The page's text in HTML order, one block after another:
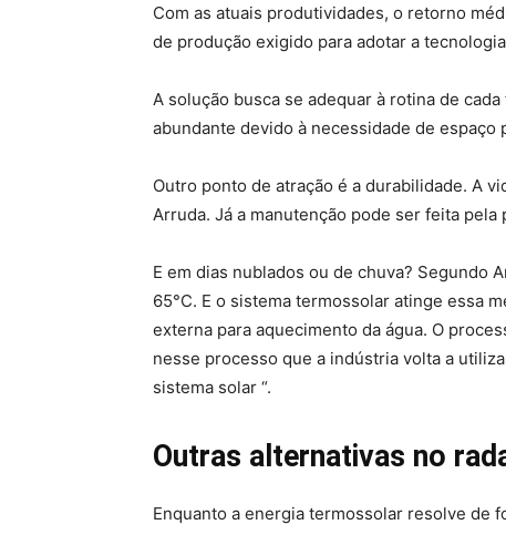
Com as atuais produtividades, o retorno
de produção exigido para adotar a
A solução busca se adequar à rotina de
abundante devido à necessidade de espaço
Outro ponto de atração é a durabilidade. A
Arruda. Já a manutenção pode ser feita
E em dias nublados ou de chuva? Segundo
65°C. E o sistema termossolar atinge essa
externa para aquecimento da água. O
nesse processo que a indústria volta a
sistema solar “.
Outras alternativas no
Enquanto a energia termossolar resolve de